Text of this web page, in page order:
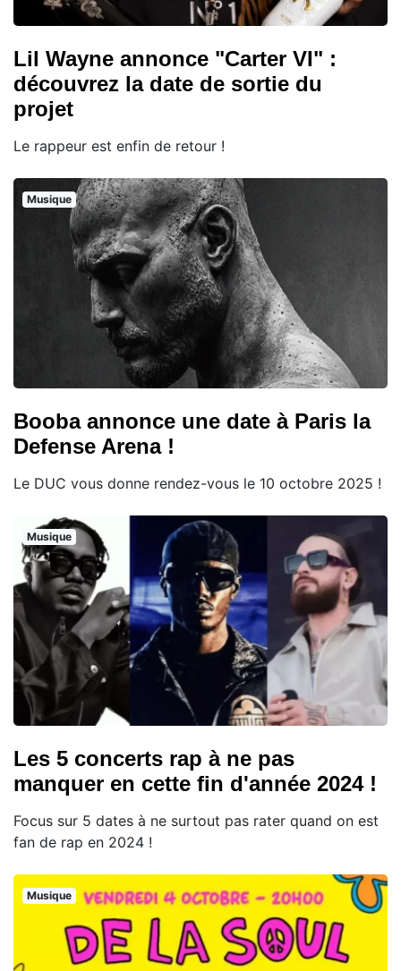
Lil Wayne annonce "Carter VI" :
découvrez la date de sortie du
projet
Le rappeur est enfin de retour !
Musique
Booba annonce une date à Paris la
Defense Arena !
Le DUC vous donne rendez-vous le 10 octobre 2025 !
Musique
Les 5 concerts rap à ne pas
manquer en cette fin d'année 2024 !
Focus sur 5 dates à ne surtout pas rater quand on est
fan de rap en 2024 !
Musique